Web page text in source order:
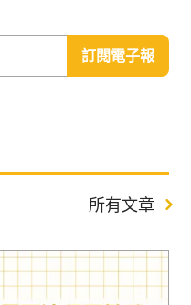
訂閱電子報
所有文章